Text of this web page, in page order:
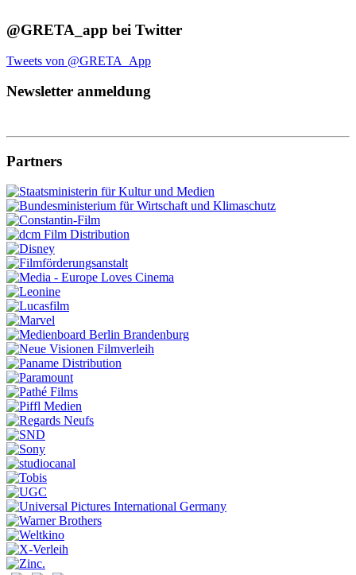
@GRETA_app bei Twitter
Tweets von @GRETA_App
Newsletter anmeldung
Partners